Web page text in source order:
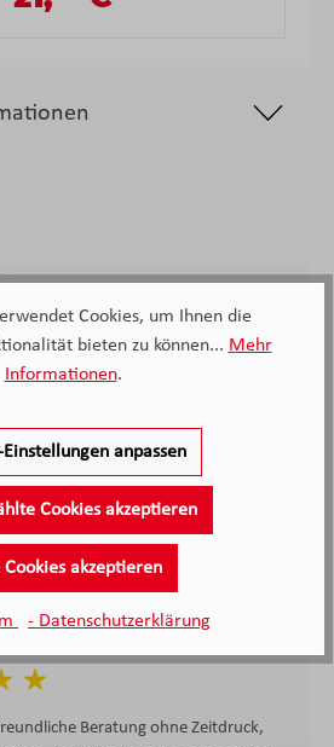
2.138
Kunden haben unseren Service
bewertet
4.4
Durchschnittliche Bewertung
Beratung ohne Zeitdruck,
Cookies, um Ihnen die
bieten zu können... Mehr
Informationen.
anpassen
Cookies akzeptieren
Cookies akzeptieren
- Datenschutzerklärung